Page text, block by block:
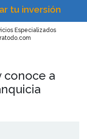
tu inversión
Especializados
conoce a